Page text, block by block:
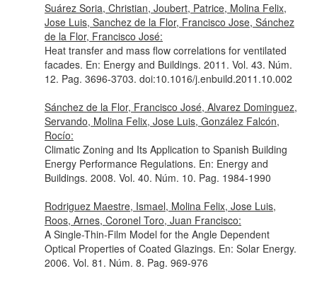
Suárez Soria, Christian, Joubert, Patrice, Molina Felix,
Jose Luis, Sanchez de la Flor, Francisco Jose, Sánchez
de la Flor, Francisco José:
Heat transfer and mass flow correlations for ventilated
facades. En: Energy and Buildings. 2011. Vol. 43. Núm.
12. Pag. 3696-3703. doi:10.1016/j.enbuild.2011.10.002
Sánchez de la Flor, Francisco José, Alvarez Dominguez,
Servando, Molina Felix, Jose Luis, González Falcón,
Rocío:
Climatic Zoning and Its Application to Spanish Building
Energy Performance Regulations. En: Energy and
Buildings. 2008. Vol. 40. Núm. 10. Pag. 1984-1990
Rodriguez Maestre, Ismael, Molina Felix, Jose Luis,
Roos, Arnes, Coronel Toro, Juan Francisco:
A Single-Thin-Film Model for the Angle Dependent
Optical Properties of Coated Glazings. En: Solar Energy.
2006. Vol. 81. Núm. 8. Pag. 969-976